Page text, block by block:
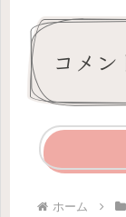
コメン
ホーム